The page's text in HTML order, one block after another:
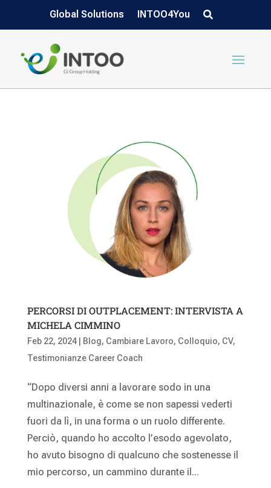
Global Solutions INTOO4You
PERCORSI DI OUTPLACEMENT: INTERVISTA A
MICHELA CIMMINO
Feb 22, 2024| Blog, Cambiare Lavoro, Colloquio, CV,
Testimonianze Career Coach
“Dopo diversi anni a lavorare sodo in una
multinazionale, è come se non sapessi vederti
fuori da lì, in una forma o un ruolo differente.
Perciò, quando ho accolto l’esodo agevolato,
ho avuto bisogno di qualcuno che sostenesse il
mio percorso, un cammino durante il...